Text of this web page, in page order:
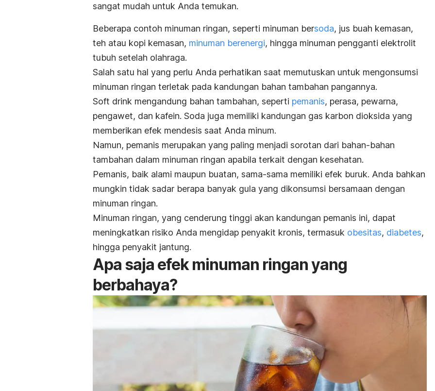
sangat mudah untuk Anda temukan.
Beberapa contoh minuman ringan, seperti minuman bersoda, jus buah kemasan,
teh atau kopi kemasan, minuman berenergi, hingga minuman pengganti elektrolit
tubuh setelah olahraga.
Salah satu hal yang perlu Anda perhatikan saat memutuskan untuk mengonsumsi
minuman ringan terletak pada kandungan bahan tambahan pangannya.
Soft drink mengandung bahan tambahan, seperti pemanis, perasa, pewarna,
pengawet, dan kafein. Soda juga memiliki kandungan gas karbon dioksida yang
memberikan efek mendesis saat Anda minum.
Namun, pemanis merupakan yang paling menjadi sorotan dari bahan-bahan
tambahan dalam minuman ringan apabila terkait dengan kesehatan.
Pemanis, baik alami maupun buatan, sama-sama memiliki efek buruk. Anda bahkan
mungkin tidak sadar berapa banyak gula yang dikonsumsi bersamaan dengan
minuman ringan.
Minuman ringan, yang cenderung tinggi akan kandungan pemanis ini, dapat
meningkatkan risiko Anda mengidap penyakit kronis, termasuk obesitas, diabetes,
hingga penyakit jantung.
Apa saja efek minuman ringan yang
berbahaya?